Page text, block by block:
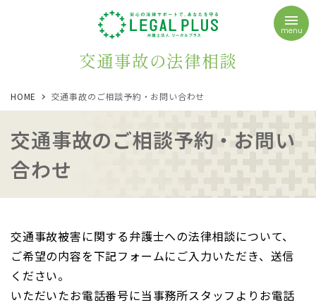
交通事故の法律相談
menu
HOME 交通事故のご相談予約・お問い合わせ
交通事故のご相談予約・お問い
合わせ
交通事故被害に関する弁護士への法律相談について、
ご希望の内容を下記フォームにご入力いただき、送信
ください。
いただいたお電話番号に当事務所スタッフよりお電話